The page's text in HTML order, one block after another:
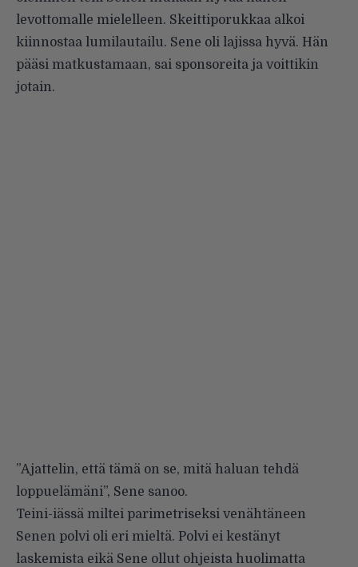
levottomalle mielelleen. Skeittiporukkaa alkoi
kiinnostaa lumilautailu. Sene oli lajissa hyvä. Hän
pääsi matkustamaan, sai sponsoreita ja voittikin
jotain.
”Ajattelin, että tämä on se, mitä haluan tehdä
loppuelämäni”, Sene sanoo.
Teini-iässä miltei parimetriseksi venähtäneen
Senen polvi oli eri mieltä. Polvi ei kestänyt
laskemista eikä Sene ollut ohjeista huolimatta